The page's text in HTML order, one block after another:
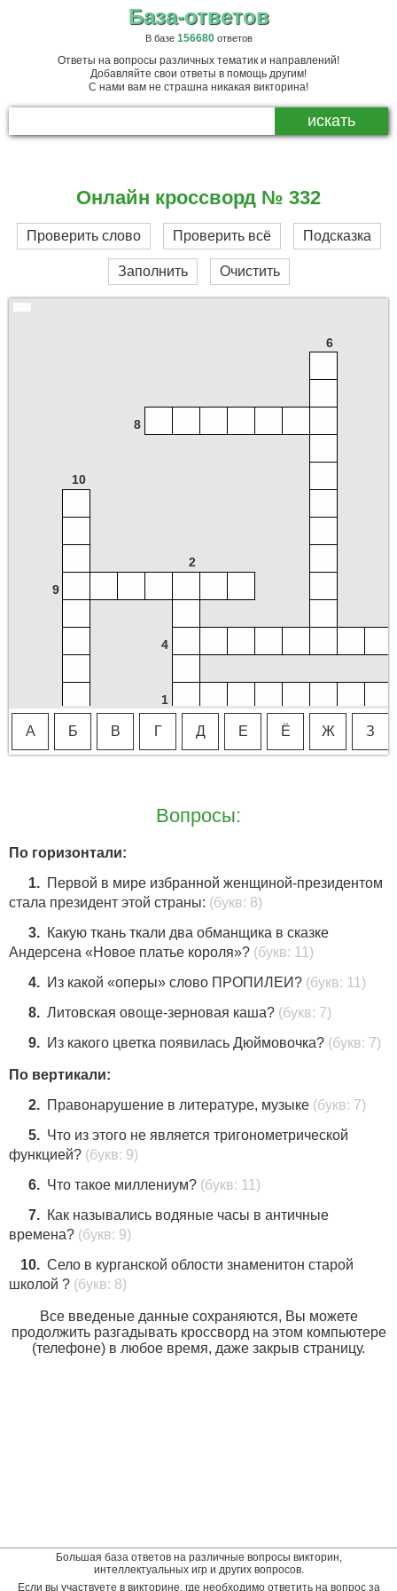
База-ответов
В базе 156680ответов
Ответы на вопросы различных тематик и направлений!
Добавляйте свои ответы в помощь другим!
С нами вам не страшна никакая викторина!
Онлайн кроссворд № 332
Проверить слово Проверить всё Подсказка
Заполнить Очистить
А Б В Г Д Е Ё Ж З
6
8
10
2
9
4
1
3
Вопросы:
По горизонтали:
1. Первой в мире избранной женщиной-президентом
стала президент этой страны: (букв: 8)
3. Какую ткань ткали два обманщика в сказке
Андерсена «Новое платье короля»? (букв: 11)
4. Из какой «оперы» слово ПРОПИЛЕИ? (букв: 11)
8. Литовская овоще-зерновая каша? (букв: 7)
9. Из какого цветка появилась Дюймовочка? (букв: 7)
По вертикали:
2. Правонарушение в литературе, музыке (букв: 7)
5. Что из этого не является тригонометрической
функцией? (букв: 9)
6. Что такое миллениум? (букв: 11)
7. Как назывались водяные часы в античные
времена? (букв: 9)
10. Село в курганской облости знаменитон старой
школой ? (букв: 8)
Все введеные данные сохраняются, Вы можете
продолжить разгадывать кроссворд на этом компьютере
(телефоне) в любое время, даже закрыв страницу.
Большая база ответов на различные вопросы викторин,
интеллектуальных игр и других вопросов.
Если вы участвуете в викторине, где необходимо ответить на вопрос за